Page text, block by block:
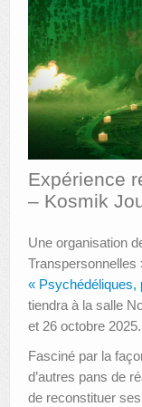
MUSÉE DU
FONDS
AUTRES LIEUX
ANIMATIONS
PUBLICATIONS
LES APPELS À
LE PORTAIL
Expérience
– Kosmik
Une organisation
Transpersonnelles
« Psychédéliques,
tiendra à la salle
et 26 octobre 2025.
Fasciné par la
d’autres pans de
de reconstituer